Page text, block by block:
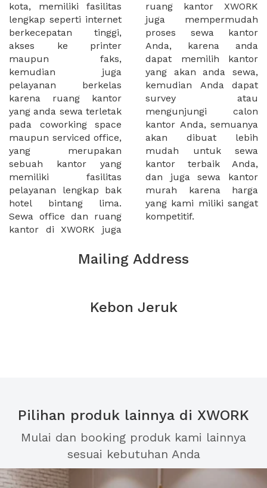
kota, memiliki fasilitas
lengkap seperti internet
berkecepatan tinggi,
akses ke printer
maupun faks,
kemudian juga
pelayanan berkelas
karena ruang kantor
yang anda sewa terletak
pada coworking space
maupun serviced office,
yang merupakan
sebuah kantor yang
memiliki fasilitas
pelayanan lengkap bak
hotel bintang lima.
Sewa office dan ruang
kantor di XWORK juga
ruang kantor XWORK
juga mempermudah
proses sewa kantor
Anda, karena anda
dapat memilih kantor
yang akan anda sewa,
kemudian Anda dapat
survey atau
mengunjungi calon
kantor Anda, semuanya
akan dibuat lebih
mudah untuk sewa
kantor terbaik Anda,
dan juga sewa kantor
murah karena harga
yang kami miliki sangat
kompetitif.
Mailing Address
Kebon Jeruk
Pilihan produk lainnya di XWORK
Mulai dan booking produk kami lainnya
sesuai kebutuhan Anda